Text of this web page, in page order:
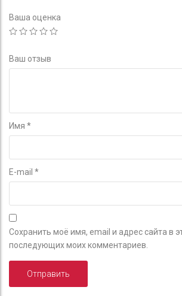
Ваша оценка
Ваш отзыв
Имя *
E-mail *
Сохранить моё имя, email и адрес сайта в
последующих моих комментариев.